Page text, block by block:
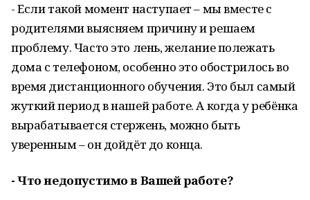
- Если такой момент наступает – мы вместе с
родителями выясняем причину и решаем
проблему. Часто это лень, желание полежать
дома с телефоном, особенно это обострилось во
время дистанционного обучения. Это был самый
жуткий период в нашей работе. А когда у ребёнка
вырабатывается стержень, можно быть
уверенным – он дойдёт до конца.
- Что недопустимо в Вашей работе?